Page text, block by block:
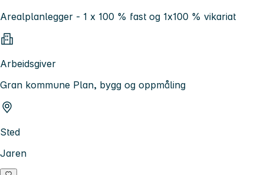
Arealplanlegger - 1 x 100 % fast og 1x100 % vikariat
Arbeidsgiver
Gran kommune Plan, bygg og oppmåling
Sted
Jaren